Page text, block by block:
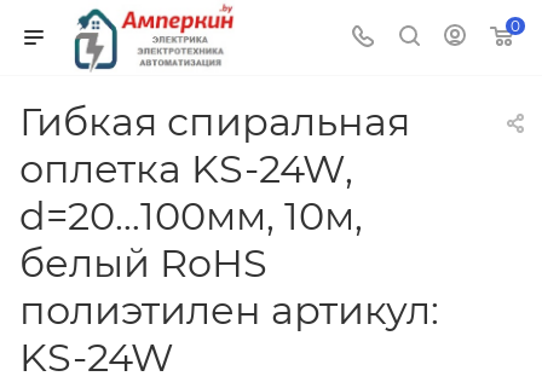
0
Гибкая спиральная
оплетка KS-24W,
d=20…100мм, 10м,
белый RoHS
полиэтилен артикул:
KS-24W